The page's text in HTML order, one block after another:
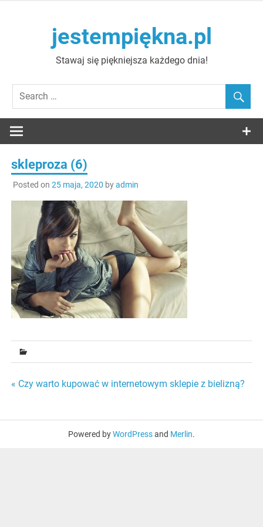
jestempiękna.pl
Stawaj się piękniejsza każdego dnia!
skleproza (6)
Posted on 25 maja, 2020 byadmin
Nawigacja
« Czy warto kupować w internetowym sklepie z bielizną?
Powered byWordPressand Merlin.